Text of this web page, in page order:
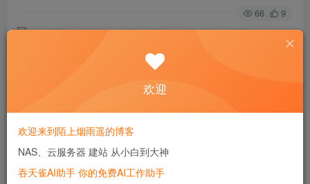
66 9
是用了一段时间后想给网站换个风格的话怎么更换网站模板
确定你有一个已经搭建好的网站。
如果不知道怎么用苹果cms搭建网站可参考教程：
欢迎
欢迎来到陌上烟雨遥的博客
NAS、云服务器 建站 从小白到大神
吞天雀AI助手 你的免费AI工作助手